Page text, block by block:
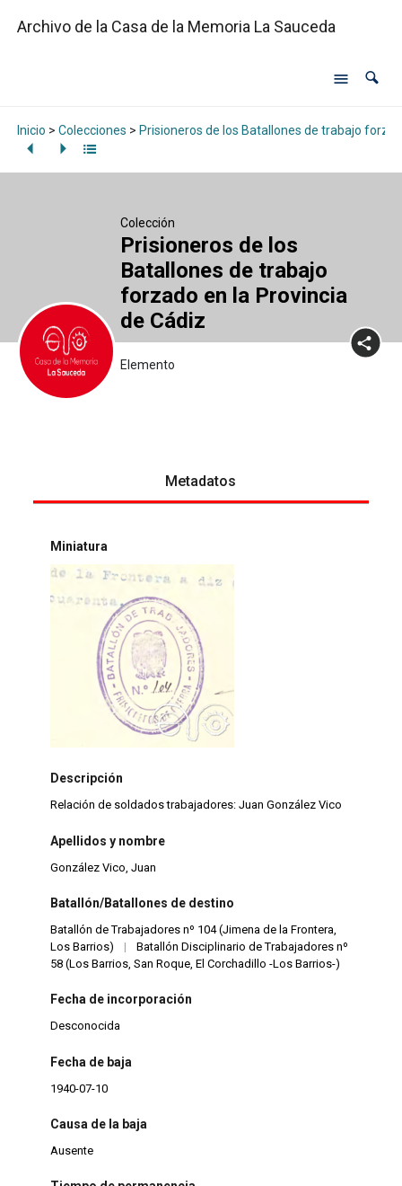
Archivo de la Casa de la Memoria La Sauceda
Inicio > Colecciones > Prisioneros de los Batallones de trabajo
Colección
Prisioneros de los
Batallones de trabajo
forzado en la Provincia
de Cádiz
Elemento
Metadatos
Miniatura
Descripción
Relación de soldados trabajadores: Juan González Vico
Apellidos y nombre
González Vico, Juan
Batallón/Batallones de destino
Batallón de Trabajadores nº 104 (Jimena de la Frontera,
Los Barrios)
|
Batallón Disciplinario de Trabajadores nº
58 (Los Barrios, San Roque, El Corchadillo -Los Barrios-)
Fecha de incorporación
Desconocida
Fecha de baja
1940-07-10
Causa de la baja
Ausente